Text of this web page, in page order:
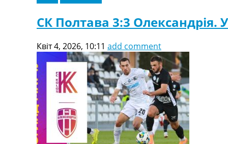
СК Полтава 3:3 Олександрія.
Квіт 4, 2026, 10:11 add comment